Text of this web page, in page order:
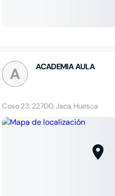
A ACADEMIA AULA
Coso 23, 22700, Jaca, Huesca